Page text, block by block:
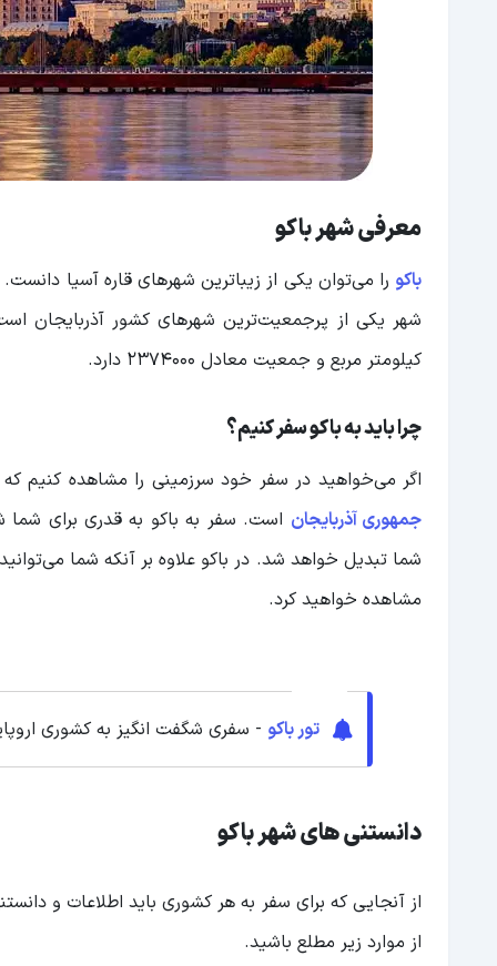
مرکز خرید مترو پارک
مرکز خرید بلوار پارک
مرکز خرید گنجلیک
بازار صدرک
تازه بازار
سوغاتی های باکو
فرش و قالی؛ یکی از اصلی ترین سوغاتی های
جواهرات؛ سوغاتی ارزشمند شهر باکو
تخته نرد
ظروف سرامیک
کلاه و روسری ابریشمی
نقاشی با نفت
بهترین زمان سفر به باکو
فصل کم گردشگر باکو
حمل و نقل عمومی باکو
نقشه و ایستگاه های مترو و باکو
معرفی شهر باکو
باکو را می‌توان یکی از زیباترین شهرهای قاره آسیا
کیلومتر مربع و جمعیت معادل ۲۳۷۴۰۰۰ دارد.
چرا باید به باکو سفر کنیم؟
اگر می‌خواهید در سفر خود سرزمینی را مشاهده کنیم
جمهوری آذربایجان است. سفر به باکو به قدری برای شما
شما تبدیل خواهد شد. در باکو علاوه بر آنکه شما
مشاهده خواهید کرد.
تور باکو - سفری شگفت انگیز به کشوری
دانستنی های شهر باکو
از آنجایی که برای سفر به هر کشوری باید اطلاعات و
از موارد زیر مطلع باشید.